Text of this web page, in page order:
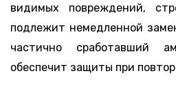
видимых повреждений,
подлежит немедленной
частично сработавший
обеспечит защиты при